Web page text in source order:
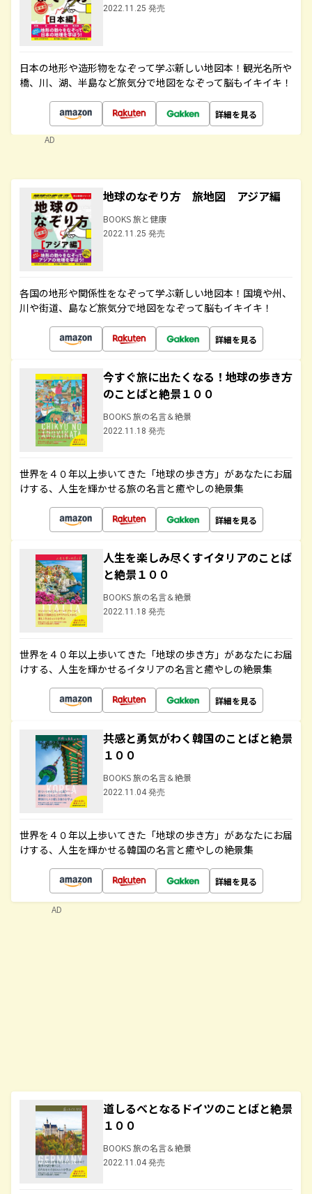
2022.11.25 発売
日本の地形や造形物をなぞって学ぶ新しい地図本！観光名所や
橋、川、湖、半島など旅気分で地図をなぞって脳もイキイキ！
詳細を見る
AD
地球のなぞり方 旅地図 アジア編
BOOKS 旅と健康
2022.11.25 発売
各国の地形や関係性をなぞって学ぶ新しい地図本！国境や州、
川や街道、島など旅気分で地図をなぞって脳もイキイキ！
詳細を見る
今すぐ旅に出たくなる！地球の歩き方
のことばと絶景１００
BOOKS 旅の名言＆絶景
2022.11.18 発売
世界を４０年以上歩いてきた「地球の歩き方」があなたにお届
けする、人生を輝かせる旅の名言と癒やしの絶景集
詳細を見る
人生を楽しみ尽くすイタリアのことば
と絶景１００
BOOKS 旅の名言＆絶景
2022.11.18 発売
世界を４０年以上歩いてきた「地球の歩き方」があなたにお届
けする、人生を輝かせるイタリアの名言と癒やしの絶景集
詳細を見る
共感と勇気がわく韓国のことばと絶景
１００
BOOKS 旅の名言＆絶景
2022.11.04 発売
世界を４０年以上歩いてきた「地球の歩き方」があなたにお届
けする、人生を輝かせる韓国の名言と癒やしの絶景集
詳細を見る
道しるべとなるドイツのことばと絶景
１００
BOOKS 旅の名言＆絶景
2022.11.04 発売
AD